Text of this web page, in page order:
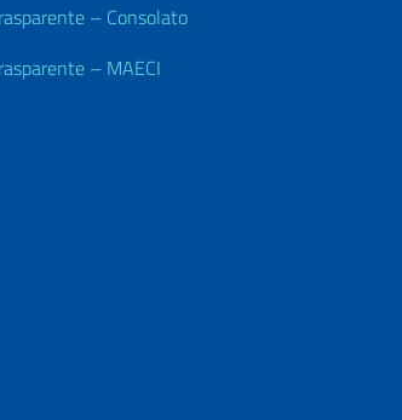
– Consolato
– MAECI